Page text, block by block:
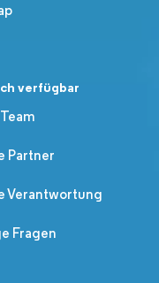
verfügbar
Partner
Verantwortung
Fragen